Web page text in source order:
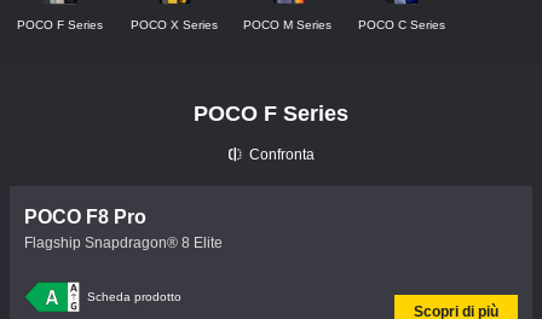
POCO F Series POCO X Series POCO M Series POCO C Series
POCO F Series
Confronta
POCO F8 Pro
Flagship Snapdragon® 8 Elite
Scheda prodotto
Scopri di più